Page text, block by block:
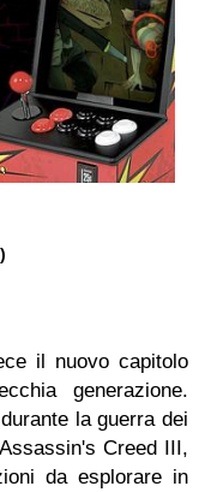
il nuovo capitolo
generazione.
la guerra dei
Creed III,
da esplorare in